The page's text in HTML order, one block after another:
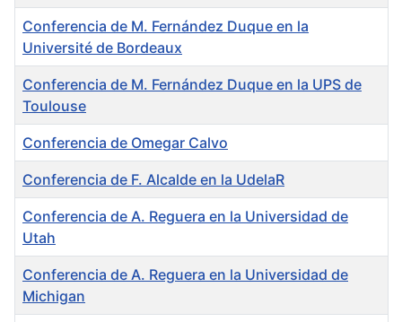
Conferencia de M. Fernández Duque en la
Université de Bordeaux
Conferencia de M. Fernández Duque en la UPS de
Toulouse
Conferencia de Omegar Calvo
Conferencia de F. Alcalde en la UdelaR
Conferencia de A. Reguera en la Universidad de
Utah
Conferencia de A. Reguera en la Universidad de
Michigan